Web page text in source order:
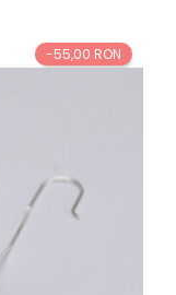
-55,00 RON